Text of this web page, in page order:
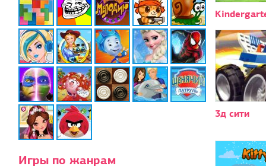
Игры по жанрам
3д сити